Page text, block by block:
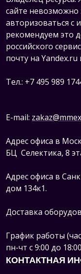
сайте невозможно
авторизоваться с
рекомендуем это
российского
почту на Yandex.ru
Тел.: +7 495 989
E-mail:
Адрес офиса в
БЦ Селектика, 8
Адрес офиса в
дом 134к1.
Доставка
График работы
пн-чт с 9:00 до
КОНТАКТНАЯ